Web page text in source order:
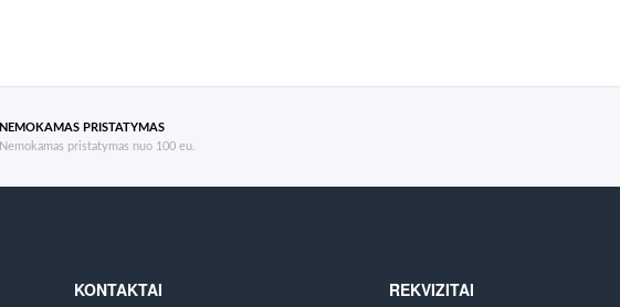
NEMOKAMAS PRISTATYMAS
Nemokamas pristatymas nuo 100 eu.
KONTAKTAI REKVIZITAI